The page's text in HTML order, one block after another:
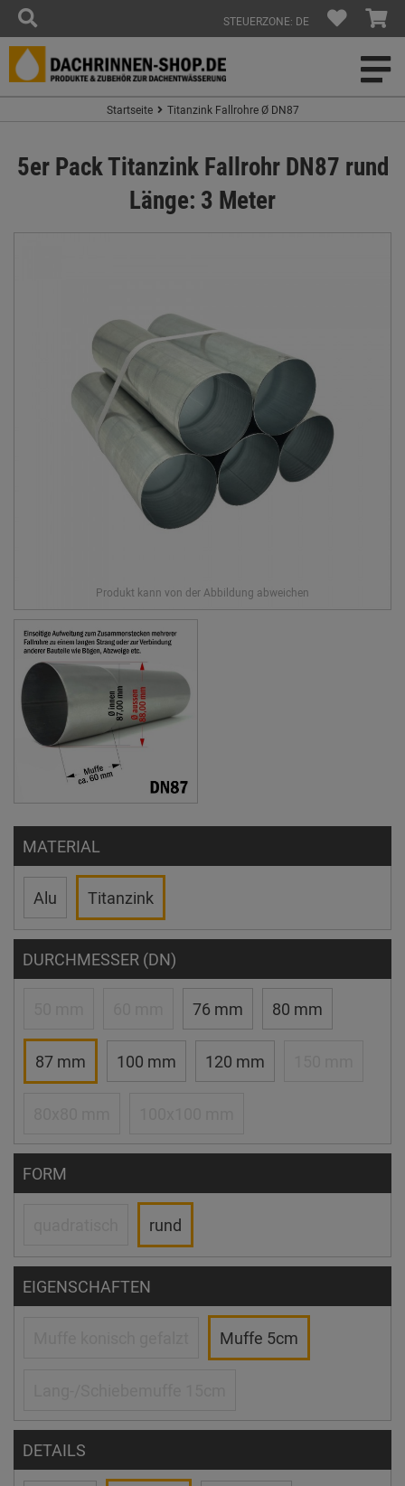
STEUERZONE: DE
Startseite Titanzink Fallrohre Ø DN87
5er Pack Titanzink Fallrohr DN87 rund
Länge: 3 Meter
MATERIAL
Alu Titanzink
DURCHMESSER (DN)
76 mm 80 mm
87 mm 100 mm 120 mm
FORM
rund
EIGENSCHAFTEN
Muffe 5cm
DETAILS